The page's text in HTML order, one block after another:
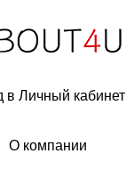
в Личный кабинет
О компании